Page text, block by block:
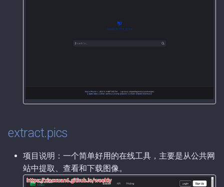
第45期（2025-09-15）.md
第44期（2025-09-14）.md
第43期（2025-09-04）.md
第42期（2025-08-16）.md
extract.pics
项目说明：一个简单好用的在线工具，主要是从公共网
站中提取、查看和下载图像。